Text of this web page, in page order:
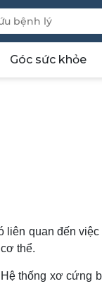
Góc sức khỏe
quan đến
thể.
thống xơ cứng